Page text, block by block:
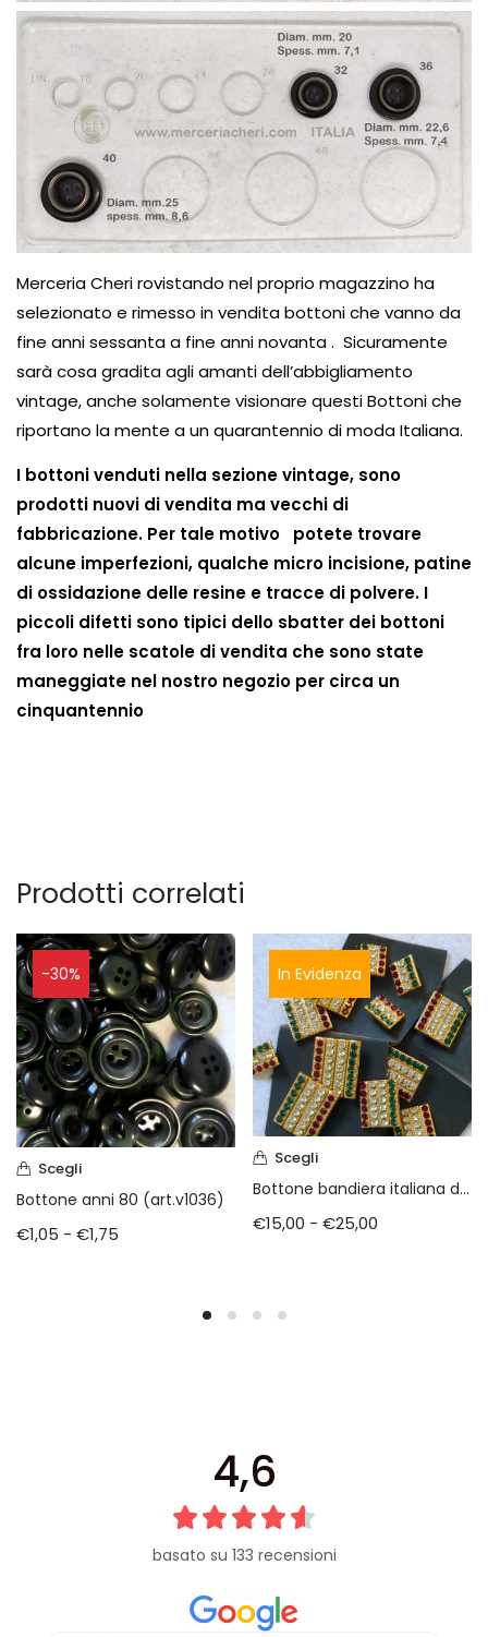
Merceria Cheri rovistando nel proprio magazzino ha
selezionato e rimesso in vendita bottoni che vanno da
fine anni sessanta a fine anni novanta . Sicuramente
sarà cosa gradita agli amanti dell’abbigliamento
vintage, anche solamente visionare questi Bottoni che
riportano la mente a un quarantennio di moda Italiana.
I bottoni venduti nella sezione vintage, sono
prodotti nuovi di vendita ma vecchi di
fabbricazione. Per tale motivo potete trovare
alcune imperfezioni, qualche micro incisione, patine
di ossidazione delle resine e tracce di polvere. I
piccoli difetti sono tipici dello sbatter dei bottoni
fra loro nelle scatole di vendita che sono state
maneggiate nel nostro negozio per circa un
cinquantennio
Prodotti correlati
-30%
Scegli
Bottone anni 80 (art.v1036)
€1,05 - €1,75
In Evidenza
Scegli
Bottone bandiera italiana di Swarovski
€15,00 - €25,00
4,6
basato su 133 recensioni